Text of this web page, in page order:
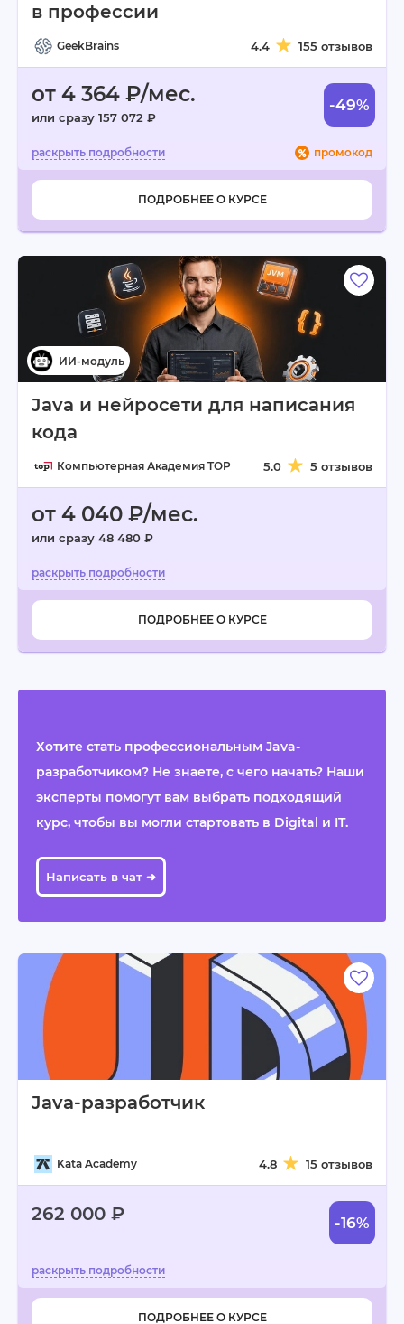
в профессии
GeekBrains 4.4 155 отзывов
от 4 364 ₽/мес.
или сразу 157 072 ₽
-49%
промокод
ПОДРОБНЕЕ О КУРСЕ
Java и нейросети для написания
кода
Компьютерная Академия TOP 5.0 5 отзывов
от 4 040 ₽/мес.
или сразу 48 480 ₽
ПОДРОБНЕЕ О КУРСЕ
Хотите стать профессиональным Java-
разработчиком? Не знаете, с чего начать? Наши
эксперты помогут вам выбрать подходящий
курс, чтобы вы могли стартовать в Digital и IT.
Написать в чат ➜
Java-разработчик
Kata Academy 4.8 15 отзывов
262 000 ₽ -16%
ПОДРОБНЕЕ О КУРСЕ